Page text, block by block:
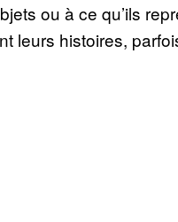
ou à ce qu’ils
leurs histoires,